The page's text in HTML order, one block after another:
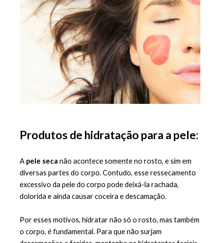
Produtos de hidratação para a pele:
A pele seca não acontece somente no rosto, e sim em
diversas partes do corpo. Contudo, esse ressecamento
excessivo da pele do corpo pode deixá-la rachada,
dolorida e ainda causar coceira e descamação.
Por esses motivos, hidratar não só o rosto, mas também
o corpo, é fundamental. Para que não surjam